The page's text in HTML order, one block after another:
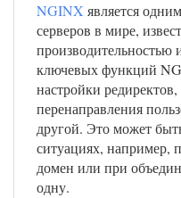
NGINX является
серверов в мире,
ключевых функций
настройки редиректов,
перенаправления
другой. Это может
ситуациях, например,
домен или при
одну.